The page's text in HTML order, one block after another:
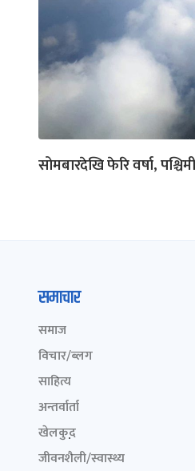
सोमबारदेखि फेरि वर्षा,
समाचार
समाज
विचार/ब्लग
साहित्य
अन्तर्वार्ता
खेलकुद़़
जीवनशैली/स्वास्थ्य